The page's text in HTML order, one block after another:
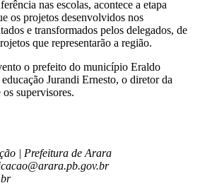
nas escolas, acontece a etapa
os projetos desenvolvidos nos
e transformados pelos delegados, de
que representarão a região.
o prefeito do município Eraldo
Jurandi Ernesto, o diretor da
supervisores.
| Prefeitura de Arara